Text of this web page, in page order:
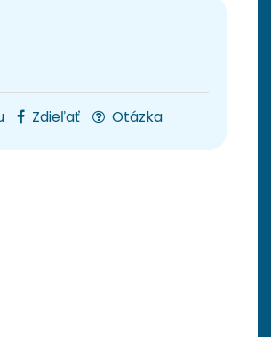
Zdieľať Otázka